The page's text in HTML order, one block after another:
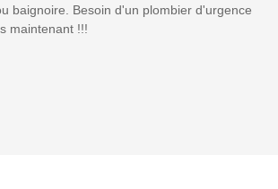
baignoire. Besoin d'un plombier d'urgence
maintenant !!!